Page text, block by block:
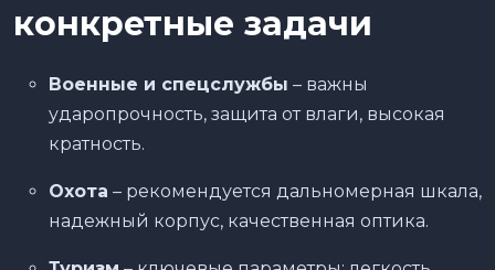
конкретные задачи
Военные и спецслужбы – важны
ударопрочность, защита от влаги, высокая
кратность.
Охота – рекомендуется дальномерная шкала,
надежный корпус, качественная оптика.